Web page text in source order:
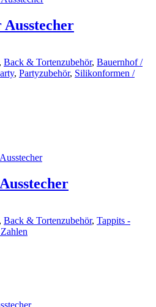
, Back & Tortenzubehör, Bauernhof /
, Partyzubehör, Silikonformen /
, Back & Tortenzubehör, Tappits -